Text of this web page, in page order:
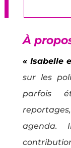
À
« Isabelle
sur les
parfois
agenda.